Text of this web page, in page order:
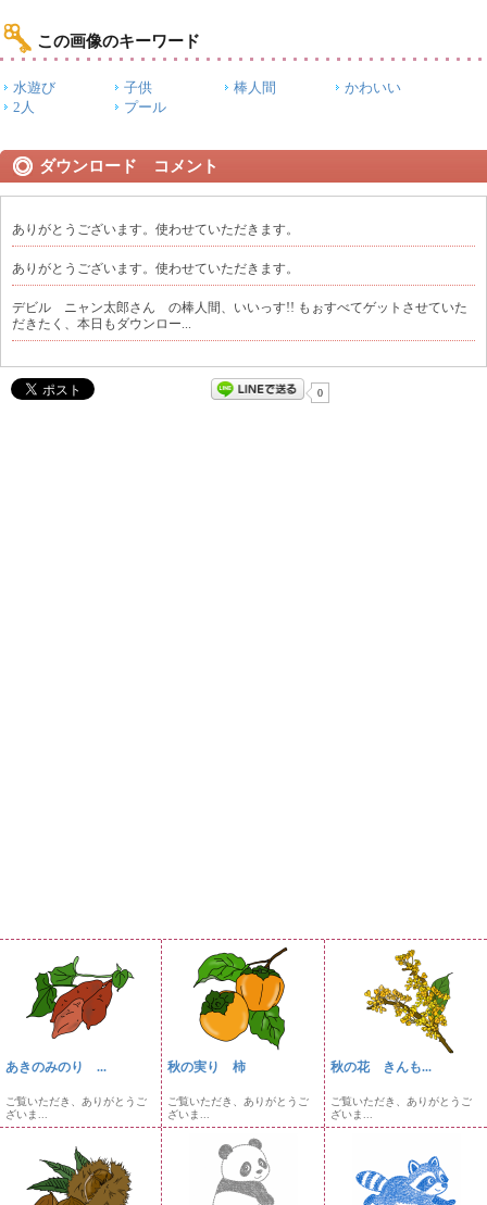
この画像のキーワード
水遊び 子供 棒人間
かわいい
2人
プール
ダウンロード コメント
ありがとうございます。使わせていただきます。
ありがとうございます。使わせていただきます。
デビル ニャン太郎さん の棒人間、いいっす!! もぉすべてゲットさせていた
だきたく、本日もダウンロー...
0
あきのみのり ...
ご覧いただき、ありがとうご
ざいま...
秋の実り 柿
ご覧いただき、ありがとうご
ざいま...
秋の花 きんも...
ご覧いただき、ありがとうご
ざいま...